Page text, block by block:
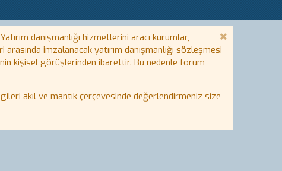
danışmanlığı hizmetlerini aracı kurumlar,
imzalanacak yatırım danışmanlığı sözleşmesi
kişisel görüşlerinden ibarettir. Bu nedenle forum
akıl ve mantık çerçevesinde değerlendirmeniz size